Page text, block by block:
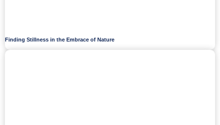
Finding Stillness in the Embrace of Nature